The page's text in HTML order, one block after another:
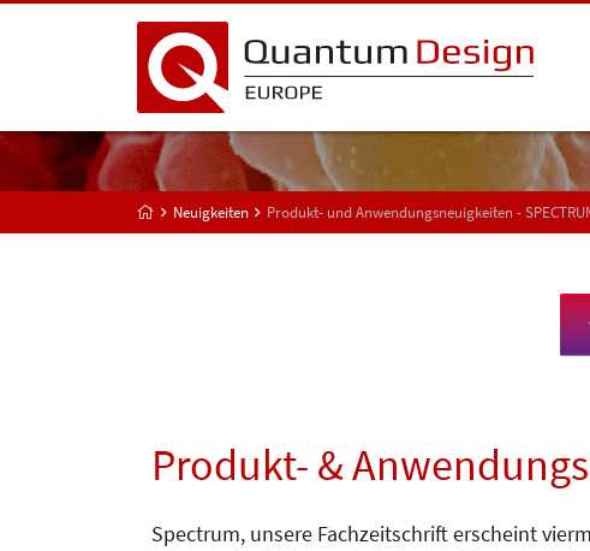
Neuigkeiten Produkt- und Anwendungsneuigkeiten -
Produkt- &
Spectrum, unsere Fachzeitschrift erscheint